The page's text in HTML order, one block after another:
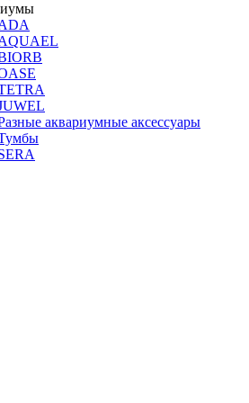
аквариумные аксессуары